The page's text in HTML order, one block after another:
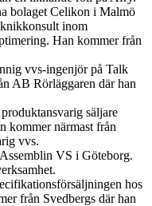
bolaget Celikon i Malmö
inom
Han kommer från
vvs-ingenjör på Talk
AB Rörläggaren där han
säljare
kommer närmast från
vvs.
VS i Göteborg.
hos
från Svedbergs där han